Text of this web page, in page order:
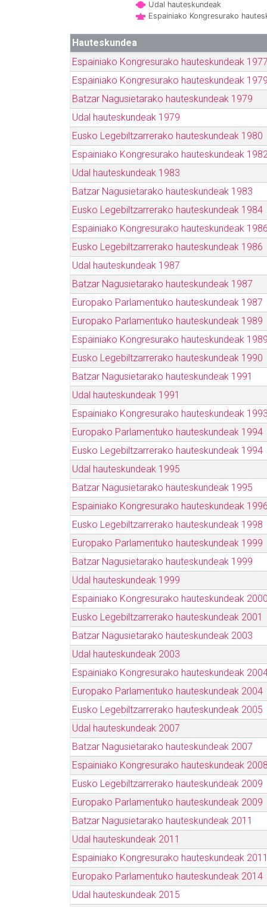
Udal hauteskundeak
Espainiako Kongresurako
Hauteskundea
Espainiako Kongresurako hauteskundeak 1977
Espainiako Kongresurako hauteskundeak 1979
Batzar Nagusietarako hauteskundeak 1979
Udal hauteskundeak 1979
Eusko Legebiltzarrerako hauteskundeak 1980
Espainiako Kongresurako hauteskundeak
Udal hauteskundeak 1983
Batzar Nagusietarako hauteskundeak 1983
Eusko Legebiltzarrerako hauteskundeak 1984
Espainiako Kongresurako hauteskundeak 1986
Eusko Legebiltzarrerako hauteskundeak 1986
Udal hauteskundeak 1987
Batzar Nagusietarako hauteskundeak 1987
Europako Parlamentuko hauteskundeak 1987
Europako Parlamentuko hauteskundeak 1989
Espainiako Kongresurako hauteskundeak 1989
Eusko Legebiltzarrerako hauteskundeak 1990
Batzar Nagusietarako hauteskundeak 1991
Udal hauteskundeak 1991
Espainiako Kongresurako hauteskundeak 1993
Europako Parlamentuko hauteskundeak 1994
Eusko Legebiltzarrerako hauteskundeak 1994
Udal hauteskundeak 1995
Batzar Nagusietarako hauteskundeak 1995
Espainiako Kongresurako hauteskundeak 1996
Eusko Legebiltzarrerako hauteskundeak 1998
Europako Parlamentuko hauteskundeak 1999
Batzar Nagusietarako hauteskundeak 1999
Udal hauteskundeak 1999
Espainiako Kongresurako hauteskundeak 2000
Eusko Legebiltzarrerako hauteskundeak 2001
Batzar Nagusietarako hauteskundeak 2003
Udal hauteskundeak 2003
Espainiako Kongresurako hauteskundeak
Europako Parlamentuko hauteskundeak 2004
Eusko Legebiltzarrerako hauteskundeak 2005
Udal hauteskundeak 2007
Batzar Nagusietarako hauteskundeak 2007
Espainiako Kongresurako hauteskundeak 2008
Eusko Legebiltzarrerako hauteskundeak 2009
Europako Parlamentuko hauteskundeak 2009
Batzar Nagusietarako hauteskundeak 2011
Udal hauteskundeak 2011
Espainiako Kongresurako hauteskundeak 2011
Europako Parlamentuko hauteskundeak 2014
Udal hauteskundeak 2015